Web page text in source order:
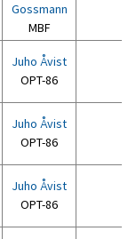
Gossmann
MBF
Juho Åvist
OPT-86
Juho Åvist
OPT-86
Juho Åvist
OPT-86